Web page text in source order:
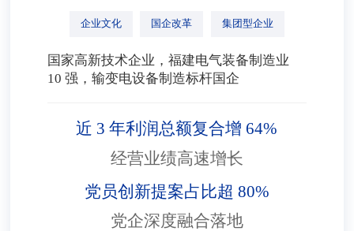
企业文化 国企改革 集团型企业
国家高新技术企业，福建电气装备制造业
10 强，输变电设备制造标杆国企
近 3 年利润总额复合增 64%
经营业绩高速增长
党员创新提案占比超 80%
党企深度融合落地